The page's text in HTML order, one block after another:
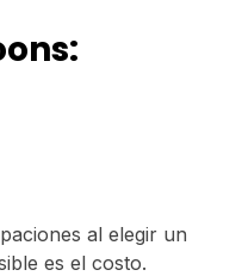
al elegir un
es el costo.